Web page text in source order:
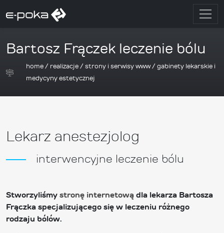
Bartosz Frączek leczenie bólu
home/ realizacje/strony i serwisy www/gabinety lekarskie i
medycyny estetycznej
Lekarz anestezjolog
interwencyjne leczenie bólu
Stworzyliśmystronę internetowądla lekarza Bartosza
Frączka specjalizującego się w leczeniu różnego
rodzaju bólów.